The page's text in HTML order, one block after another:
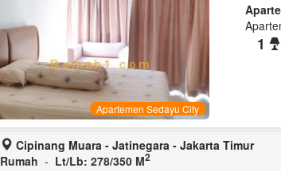
Apartemen Sedayu City
1
Cipinang Muara - Jatinegara - Jakarta Timur
Rumah - Lt/Lb: 278/350 M2